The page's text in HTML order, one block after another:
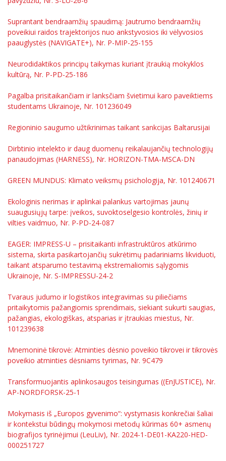
Suprantant bendraamžių spaudimą: Jautrumo bendraamžių
poveikiui raidos trajektorijos nuo ankstyvosios iki vėlyvosios
paauglystės (NAVIGATE+), Nr. P-MIP-25-155
Neurodidaktikos principų taikymas kuriant įtraukią mokyklos
kultūrą, Nr. P-PD-25-186
Pagalba prisitaikančiam ir lanksčiam švietimui karo paveiktiems
studentams Ukrainoje, Nr. 101236049
Regioninio saugumo užtikrinimas taikant sankcijas Baltarusijai
Dirbtinio intelekto ir daug duomenų reikalaujančių technologijų
panaudojimas (HARNESS), Nr. HORIZON-TMA-MSCA-DN
GREEN MUNDUS: Klimato veiksmų psichologija, Nr. 101240671
Ekologinis nerimas ir aplinkai palankus vartojimas jaunų
suaugusiųjų tarpe: įveikos, suvoktoselgesio kontrolės, žinių ir
vilties vaidmuo, Nr. P-PD-24-087
EAGER: IMPRESS-U – prisitaikanti infrastruktūros atkūrimo
sistema, skirta pasikartojančių sukrėtimų padariniams likviduoti,
taikant atsparumo testavimą ekstremaliomis sąlygomis
Ukrainoje, Nr. S-IMPRESSU-24-2
Tvaraus judumo ir logistikos integravimas su piliečiams
pritaikytomis pažangiomis sprendimais, siekiant sukurti saugias,
pažangias, ekologiškas, atsparias ir įtraukias miestus, Nr.
101239638
Mnemoninė tikrovė: Atminties dėsnio poveikio tikrovei ir tikrovės
poveikio atminties dėsniams tyrimas, Nr. 9C479
Transformuojantis aplinkosaugos teisingumas ((EnJUSTICE), Nr.
AP-NORDFORSK-25-1
Mokymasis iš „Europos gyvenimo“: vystymasis konkrečiai šaliai
ir kontekstui būdingų mokymosi metodų kūrimas 60+ asmenų
biografijos tyrinėjimui (LeuLiv), Nr. 2024-1-DE01-KA220-HED-
000251727